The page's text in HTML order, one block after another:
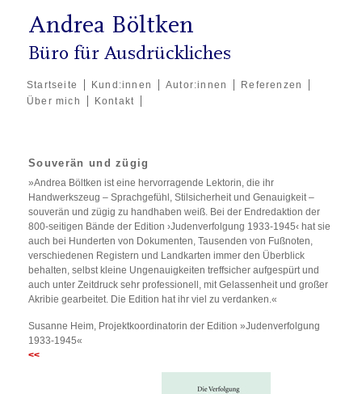
Andrea Böltken
Büro für Ausdrückliches
Startseite Kund:innen Autor:innen
Referenzen
Über mich
Kontakt
Souverän und zügig
»Andrea Böltken ist eine hervorragende Lektorin, die ihr
Handwerkszeug – Sprachgefühl, Stilsicherheit und Genauigkeit –
souverän und zügig zu handhaben weiß. Bei der Endredaktion der
800-seitigen Bände der Edition ›Judenverfolgung 1933-1945‹ hat sie
auch bei Hunderten von Dokumenten, Tausenden von Fußnoten,
verschiedenen Registern und Landkarten immer den Überblick
behalten, selbst kleine Ungenauigkeiten treffsicher aufgespürt und
auch unter Zeitdruck sehr professionell, mit Gelassenheit und großer
Akribie gearbeitet. Die Edition hat ihr viel zu verdanken.«
Susanne Heim, Projektkoordinatorin der Edition »Judenverfolgung
1933-1945«
<<